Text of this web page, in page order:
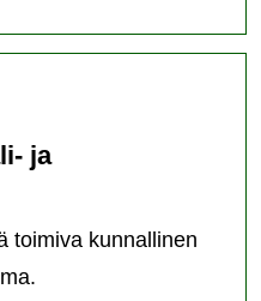
ja
toimiva kunnallinen